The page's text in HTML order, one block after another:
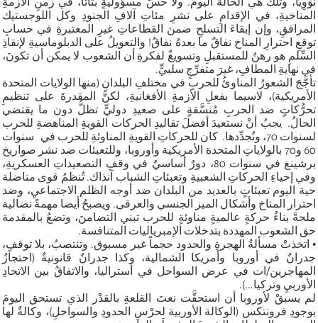
المناخيةِ، في الإقدامِ على نشرِ مئاتِ آلافِ الجنودِ وكل اللوجستيك
المرافقِ، وإن إبقاءَ التسلحِ ضمنَ القطاعاتِ غيرِ المعتبرةِ في حسابِ
توقعِ احترارِ المناخ نفاقٌ ما بعدهُ نفاقُ! والتعويلُ على الدبلوماسيةِ لإنقاذِ
السِّلمِ هو رهنٌ للمستقبلِ وتسويغٌ لفكرةِ أن الشعوب لا يمكن أن تكونَ،
في نهايةِ المطافِ، غيرَ متفرِّجٍ سلبيٍّ.
تأجَّجَ الشعورُ المناوئُ للحربِ في مختلفِ البلدانِ (منها الولايات المتحدة
الأمريكية)، لاسيما بفعلِ الأزمةِ الأفغانيةِ، لكنَّ المقدرةَ على تنظيمِ
تحرُّكاتٍ ضد الحربِ مُنسَّقةٍ على صعيدِ دوليٍّ تظلُّ دون ما يقتضي
الحالُ. يجبُ أنْ نستعيدَ أفضلَ تقاليدِ الحركات القويةِ المناهضةِ للحرب
لسنوات 70، ونُجدِّدها. كان للحركاتِ القويةِ المناوئةِ للحرب في سنوات
60 و70 بالولاياتِ المتحدة الأمريكية وأوروبا، وللتعبئات ضد نشر صواريخ
برشينغ في سنوات 80، دورٌ أساسيٌ في وقفِ التصعيداتِ العسكريةِ،
وفي إحياءِ الحركاتِ الشعبيةِ وتعبئاتِ الشباب آنذاك. تُنظمُ قوى مناضلة
حية اليوم تعبئاتٍ بالعديد من البلدان ضد أوجه الظلم الاجتماعيِ، وضد
احترار المناخ وأشكال الميز الجنسي والعرقي. ويصبحُ أيضا مهمةً نضالية
ملحةً بناءُ حركةٍ عالميةٍ مناوئةٍ للحرب تبني التضامنَ، وتضعُ بالمقدمة
حق الشعوب المهددة بتدخلات الإمبرياليات المتنافسة.
• اتخذتْ مسألةُ الهجرةِ والحدود حجماً غير مسبوق. وتنتصبُ، بلا توقفٍ،
جدرانٌ في أوروبا وأمريكا الشمالية، وكذا جدرانٌ قانونيةٌ (احتجازُ
المهاجرين/ات في عرض السواحل في أستراليا، والاتفاقُ بين الاتحادِ
الأوربيِ وتركيا...).
لم يسبقْ لأوروبا أن استحقَّت نعتَ القلعةِ بالقدْر الذي تستحق اليومَ
بوجودِ فرونتكس (الوكالة الأوربية لحرْسِ الحدودِ والسواحلِ)، وكالةٌ لها